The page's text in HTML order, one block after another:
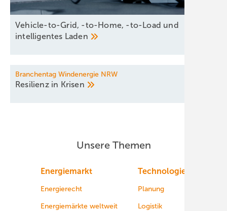
Vehicle-to-Grid, -to-Home, -to-Load und
intelligentes Laden
Branchentag Windenergie NRW
Resilienz in Krisen
Unsere Themen
Energiemarkt
Energierecht
Energiemärkte weltweit
Technologie
Planung
Logistik